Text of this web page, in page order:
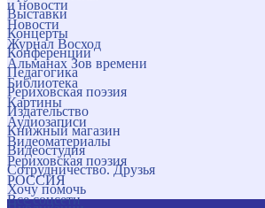
и новости
Новости
Журнал Восход
Альманах Зов времени
Библиотека
Картины
Аудиозаписи
Видеоматериалы
Рериховская поэзия
РОССИЯ
Все соцсети
Выставки
Концерты
Конференции
Педагогика
Рериховская поэзия
Издательство
Книжный магазин
Видеостудия
Сотрудничество. Друзья
Хочу помочь